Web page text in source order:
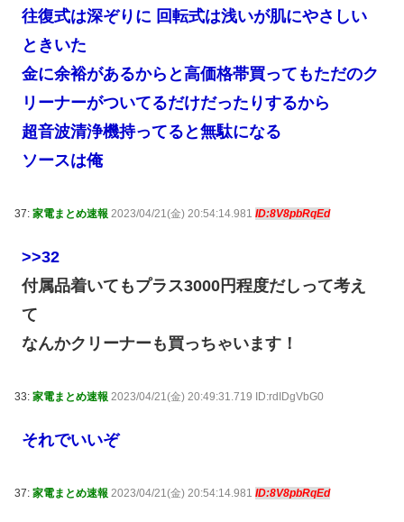
往復式は深ぞりに 回転式は浅いが肌にやさしい
ときいた
金に余裕があるからと高価格帯買ってもただのク
リーナーがついてるだけだったりするから
超音波清浄機持ってると無駄になる
ソースは俺
37: 家電まとめ速報 2023/04/21(金) 20:54:14.981 ID:8V8pbRqEd
>>32
付属品着いてもプラス3000円程度だしって考え
て
なんかクリーナーも買っちゃいます！
33: 家電まとめ速報 2023/04/21(金) 20:49:31.719 ID:rdIDgVbG0
それでいいぞ
37: 家電まとめ速報 2023/04/21(金) 20:54:14.981 ID:8V8pbRqEd